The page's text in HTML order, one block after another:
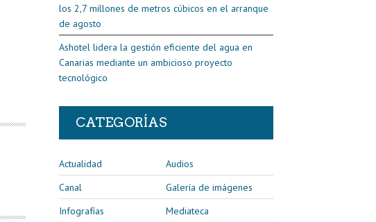
los 2,7 millones de metros cúbicos en el arranque
de agosto
Ashotel lidera la gestión eficiente del agua en
Canarias mediante un ambicioso proyecto
tecnológico
CATEGORÍAS
Actualidad
Audios
Canal
Galería de imágenes
Infografías
Mediateca